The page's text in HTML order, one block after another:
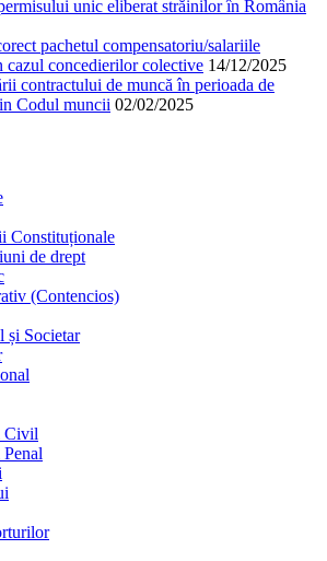
unic eliberat străinilor în România
pachetul compensatoriu/salariile
cazul concedierilor colective 14/12/2025
contractului de muncă în perioada de
Codul muncii 02/02/2025
Constituționale
de drept
(Contencios)
și Societar
Civil